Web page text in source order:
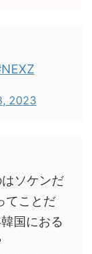
2023
ソケンだ
てことだ
国におる